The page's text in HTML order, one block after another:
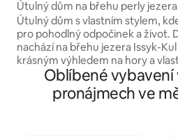
Útulný dům na břehu perly
Kul
Útulný dům s vlastním stylem,
pro pohodlný odpočinek a život.
nachází na břehu jezera Issyk-Kul
krásným výhledem na hory a
pozemek. Dům má 2 ložnice,
kombinována s kuchyní, toaletou
sprchovým koutem, terasou a
Oblíbené vybavení
pronájmech ve